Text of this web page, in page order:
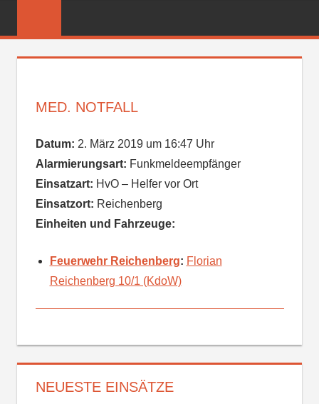
FEUERWEHR
MED. NOTFALL
Datum: 2. März 2019 um 16:47 Uhr
Alarmierungsart: Funkmeldeempfänger
Einsatzart: HvO – Helfer vor Ort
Einsatzort: Reichenberg
Einheiten und Fahrzeuge:
Feuerwehr Reichenberg: Florian
Reichenberg 10/1 (KdoW)
NEUESTE EINSÄTZE